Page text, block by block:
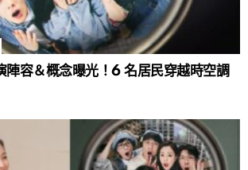
陣容＆概念曝光！6 名居民穿越時空調